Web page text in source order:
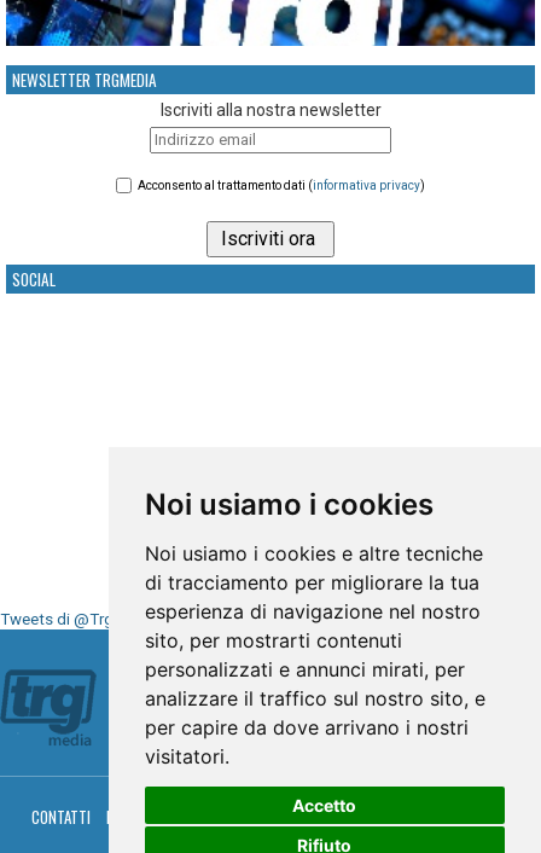
Noi usiamo i cookies
Noi usiamo i cookies e altre tecniche
di tracciamento per migliorare la tua
esperienza di navigazione nel nostro
sito, per mostrarti contenuti
personalizzati e annunci mirati, per
analizzare il traffico sul nostro sito, e
per capire da dove arrivano i nostri
visitatori.
Accetto
Rifiuto
NEWSLETTER TRGMEDIA
Iscriviti alla nostra newsletter
Acconsento al trattamento dati (informativa privacy)
SOCIAL
Tweets di @TrgMedia
Seguici su
CONTATTI PRIVACY PALINSESTO DIRETTA TV
RGM HITRADIO